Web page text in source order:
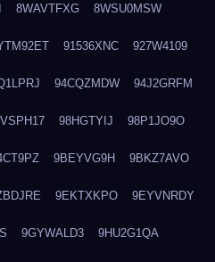
8WAVTFXG 8WSU0MSW
91536XNC 927W4109
94CQZMDW 94J2GRFM
98HGTYIJ 98P1JO9O
9BEYVG9H 9BKZ7AVO
9EKTXKPO 9EYVNRDY
9GYWALD3 9HU2G1QA